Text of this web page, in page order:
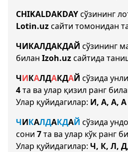
CHIKALDAKDAYсўзининг
Lotin.uzсайти томонидан
ЧИКАЛДАКДАЙ сўзининг
билан Izoh.uzсайтида
ЧИКАЛДАКДАЙ сўзида
4та ва улар қизил ранг
Улар қуйидагилар: И, А, А, А
ЧИКАЛДАКДАЙ сўзида
сони 7та ва улар кўк ранг
Улар қуйидагилар: Ч, К, Л,